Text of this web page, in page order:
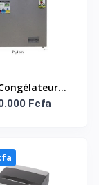
250L -
Fcfa